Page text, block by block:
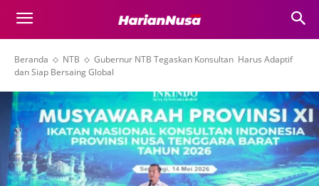
Beranda NTB
Gubernur NTB Tegaskan Konsultan Harus Adaptif
dan Siap Bersaing Global